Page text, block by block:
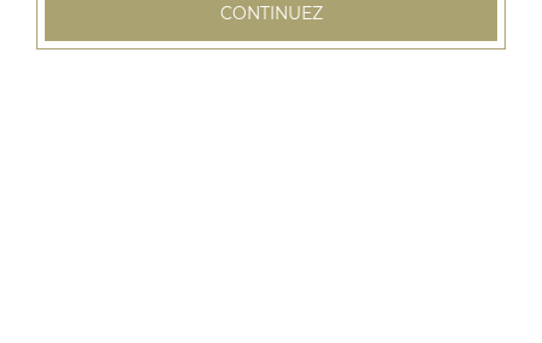
CONTINUEZ